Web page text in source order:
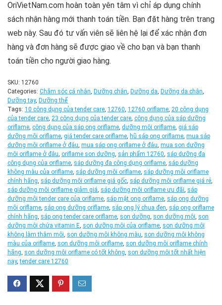
OriVietNam.com hoàn toàn yên tâm vì chỉ áp dụng chính
sách nhận hàng mới thanh toán tiền. Bạn đặt hàng trên trang
web này. Sau đó tư vấn viên sẽ liên hệ lại để xác nhận đơn
hàng và đơn hàng sẽ được giao về cho bạn và bạn thanh
toán tiền cho người giao hàng.
SKU: 12760
Categories: Chăm sóc cá nhân, Dưỡng chân, Dưỡng da, Dưỡng da chân,
Dưỡng tay, Dưỡng thể
Tags: 10 công dụng của tender care, 12760, 12760 oriflame, 20 công dụng
của tender care, 23 công dụng của tender care, công dụng của sáp dưỡng
oriflame, công dụng của sáp ong oriflame, dưỡng môi oriflame, giá sáp
dưỡng môi oriflame, giá tender care oriflame, hũ sáp ong oriflame, mua sáp
dưỡng môi oriflame ở đâu, mua sáp ong oriflame ở đâu, mua son dưỡng
môi oriflame ở đâu, oriflame son dưỡng, sản phẩm 12760, sáp dưỡng đa
công dụng của oriflame, sáp dưỡng đa công dụng oriflame, sáp dưỡng
không màu của oriflame, sáp dưỡng môi oriflame, sáp dưỡng môi oriflame
chính hãng, sáp dưỡng môi oriflame giá gốc, sáp dưỡng môi oriflame giá rẻ,
sáp dưỡng môi oriflame giảm giá, sáp dưỡng môi oriflame ưu đãi, sáp
dưỡng môi tender care của oriflame, sáp mật ong oriflame, sáp ong dưỡng
môi oriflame, sáp ong dưỡng oriflame, sáp ong lý chua đen, sáp ong oriflame
chính hãng, sáp ong tender care oriflame, son dưỡng, son dưỡng môi, son
dưỡng môi chứa vitamin E, son dưỡng môi của oriflame, son dưỡng môi
không làm thâm môi, son dưỡng môi không màu, son dưỡng môi không
màu của oriflame, son dưỡng môi oriflame, son dưỡng môi oriflame chính
hãng, son dưỡng môi oriflame có tốt không, son dưỡng môi tốt nhất hiện
nay,tender care 12760